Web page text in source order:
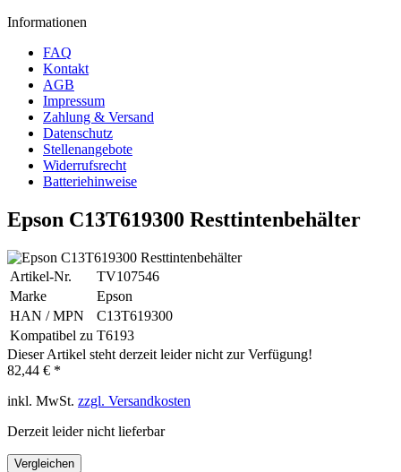
Informationen
FAQ
Kontakt
AGB
Impressum
Zahlung & Versand
Datenschutz
Stellenangebote
Widerrufsrecht
Batteriehinweise
Epson C13T619300 Resttintenbehälter
Artikel-Nr.
TV107546
Marke
Epson
HAN / MPN
C13T619300
Kompatibel zu T6193
Dieser Artikel steht derzeit leider nicht zur Verfügung!
82,44 € *
inkl. MwSt. zzgl. Versandkosten
Derzeit leider nicht lieferbar
Vergleichen